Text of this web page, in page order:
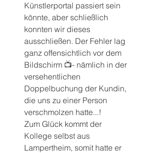
Künstlerportal passiert sein
könnte, aber schließlich
konnten wir dieses
ausschließen. Der Fehler lag
ganz offensichtlich vor dem
Bildschirm 📺- nämlich in der
versehentlichen
Doppelbuchung der Kundin,
die uns zu einer Person
verschmolzen hatte...!
Zum Glück kommt der
Kollege selbst aus
Lampertheim, somit hatte er